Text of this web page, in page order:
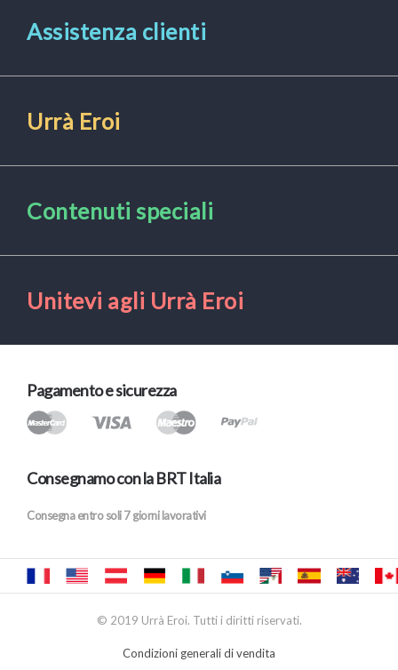
Assistenza clienti
Urrà Eroi
Contenuti speciali
Unitevi agli Urrà Eroi
Pagamento e sicurezza
Consegnamo con la BRT Italia
Consegna entro soli 7 giorni lavorativi
© 2019 Urrà Eroi. Tutti i diritti riservati.
Condizioni generali di vendita